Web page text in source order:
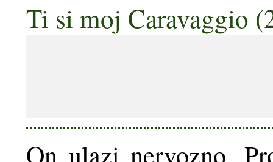
Ti si moj Caravaggio
On ulazi nervozno.